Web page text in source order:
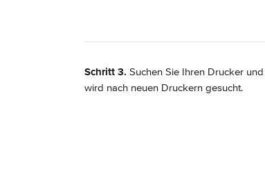
Schritt 3. Suchen Sie Ihren Drucker
wird nach neuen Druckern gesucht.